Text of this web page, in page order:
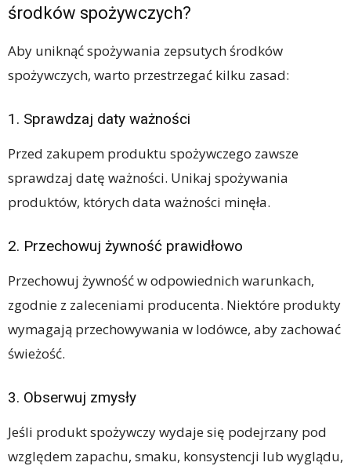
środków spożywczych?
Aby uniknąć spożywania zepsutych środków
spożywczych, warto przestrzegać kilku zasad:
1. Sprawdzaj daty ważności
Przed zakupem produktu spożywczego zawsze
sprawdzaj datę ważności. Unikaj spożywania
produktów, których data ważności minęła.
2. Przechowuj żywność prawidłowo
Przechowuj żywność w odpowiednich warunkach,
zgodnie z zaleceniami producenta. Niektóre produkty
wymagają przechowywania w lodówce, aby zachować
świeżość.
3. Obserwuj zmysły
Jeśli produkt spożywczy wydaje się podejrzany pod
względem zapachu, smaku, konsystencji lub wyglądu,